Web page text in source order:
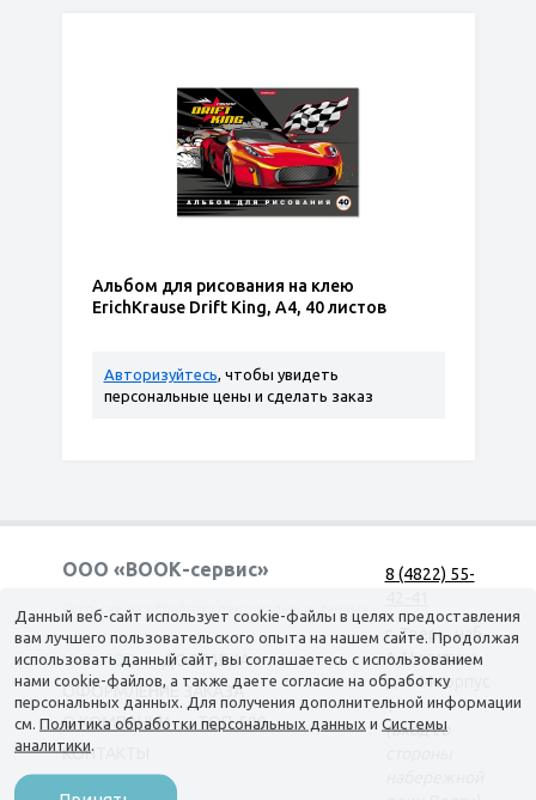
Альбом для рисования на клею
ErichKrause Drift King, А4, 40 листов
Авторизуйтесь, чтобы увидеть
персональные цены и сделать заказ
ООО «ВООК-сервис»
Согласие на обработку персональных данных
КАТАЛОГ
ДОСТАВКА
ОФОРМЛЕНИЕ ЗАКАЗА
О КОМПАНИИ
ТОП-500
КОНТАКТЫ
8 (4822) 55-
г. Тверь, наб.
А. Никитина,
д. 144 корпус
1
(вход со
Данный веб-сайт использует cookie-файлы в целях предоставления
вам лучшего пользовательского опыта на нашем сайте. Продолжая
использовать данный сайт, вы соглашаетесь с использованием
нами cookie-файлов, а также даете согласие на обработку
персональных данных. Для получения дополнительной информации
см. Политика обработки персональных данных и Системы
аналитики